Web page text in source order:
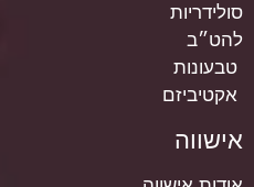
סולידריות
להט״ב
טבעונות
אקטיביזם
אישווה